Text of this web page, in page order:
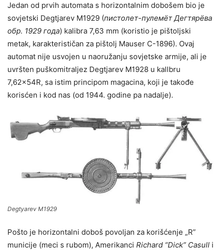
Jedan od prvih automata s horizontalnim dobošem bio je
sovjetski Degtjarev M1929 (пистолет-пулемёт Дегтярёва
обр. 1929 года) kalibra 7,63 mm (koristio je pištoljski
metak, karakterističan za pištolj Mauser C-1896). Ovaj
automat nije usvojen u naoružanju sovjetske armije, ali je
uvršten puškomitraljez Degtjarev M1928 u kallbru
7,62x54R, sa istim principom magacina, koji je takođe
korisćen i kod nas (od 1944. godine pa nadalje).
Degtyarev M1929
Pošto je horizontalni doboš povoljan za korišćenje „R”
municije (meci s rubom), Amerikanci Richard “Dick” Casull i